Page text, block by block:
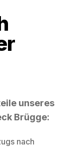
unseres
Brügge:
nach